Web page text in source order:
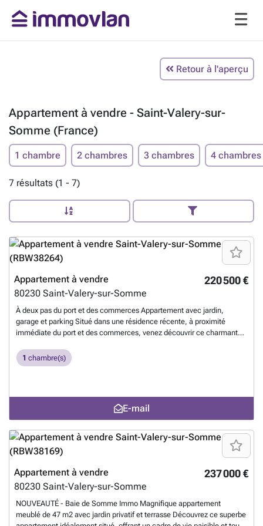
Retour à l'aperçu
Appartement à vendre - Saint-Valery-sur-
Somme (France)
1 chambre 2 chambres 3 chambres 4 chambres
7 résultats (1 - 7)
220 500 €
Appartement à vendre
80230 Saint-Valery-sur-Somme
À deux pas du port et des commerces Appartement avec jardin,
garage et parking Situé dans une résidence récente, à proximité
immédiate du port et des commerces, venez découvrir ce charmant
placards, Un séjour lumineux avec cuisine aménagée et équipée, Une
chambre avec placards intégrés, Une salle d'eau avec douche à
terrasse, Un garage en sous-sol, Une place de parking extérieure. Un
véritable coup de coeur, idéal comme pied-à-terre en Baie de Somme
ou pour un investissement locatif. Visites possibles du lundi au
samedi. N'oubliez pas : en entrant chez nous, vous entrerez bientôt
chez vous ! Les informations sur les risques auxquels ce bien est
exposé sont disponibles sur le site Géorisques : ###
En savoir plus ?
1 chambre(s)
E-mail
237 000 €
Appartement à vendre
80230 Saint-Valery-sur-Somme
NOUVEAUTÉ - Baie de Somme Immo Magnifique appartement
meublé de 47 m2 avec jardin privatif et terrasse Découvrez ce superbe